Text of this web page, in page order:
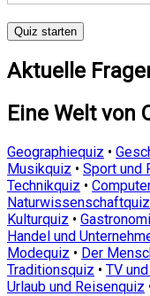
Quiz starten
Aktuelle
Eine Welt von
Geographiequiz •
Musikquiz • Sport und
Technikquiz •
Naturwissenschaftquiz
Kulturquiz •
Handel und
Modequiz • Der
Traditionsquiz • TV
Urlaub und Reisenquiz